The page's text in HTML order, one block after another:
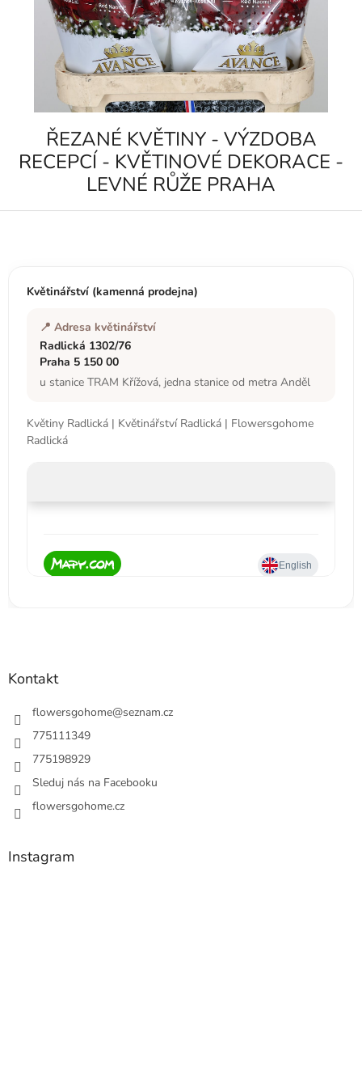
ŘEZANÉ KVĚTINY - VÝZDOBA
RECEPCÍ - KVĚTINOVÉ DEKORACE -
LEVNÉ RŮŽE PRAHA
Z
Květinářství (kamenná prodejna)
📍 Adresa květinářství
Radlická 1302/76
Praha 5 150 00
u stanice TRAM Křížová, jedna stanice od metra Anděl
Květiny Radlická | Květinářství Radlická | Flowersgohome
Radlická
Kontakt
flowersgohome@seznam.cz
775111349
775198929
Sleduj nás na Facebooku
flowersgohome.cz
Instagram